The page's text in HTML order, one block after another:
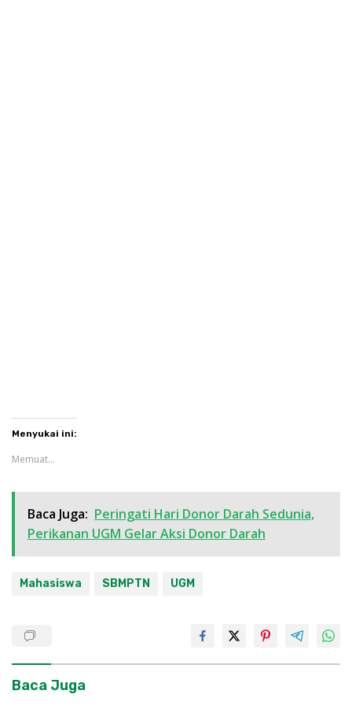
Menyukai ini:
Memuat...
Baca Juga: Peringati Hari Donor Darah Sedunia,
Perikanan UGM Gelar Aksi Donor Darah
Mahasiswa SBMPTN UGM
Baca Juga